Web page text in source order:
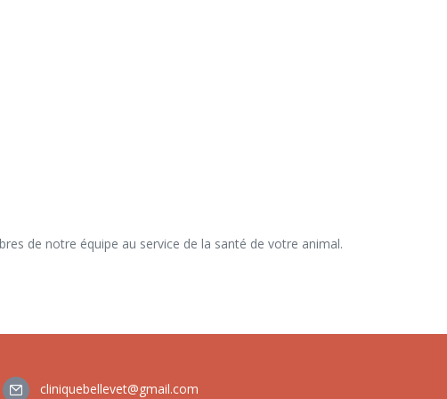
cliniquebellevet@gmail.com